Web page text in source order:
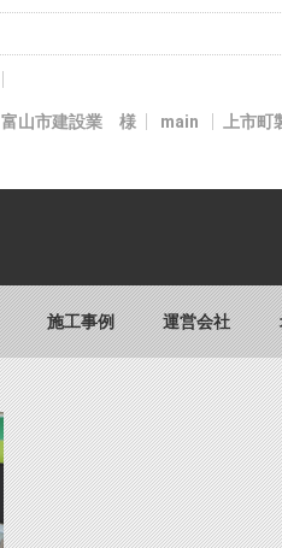
富山市建設業 様 main 上市
施工事例 運営会社